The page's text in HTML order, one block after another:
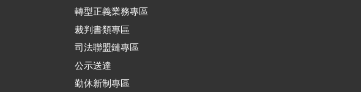
轉型正義業務專區
裁判書類專區
司法聯盟鏈專區
公示送達
勤休新制專區